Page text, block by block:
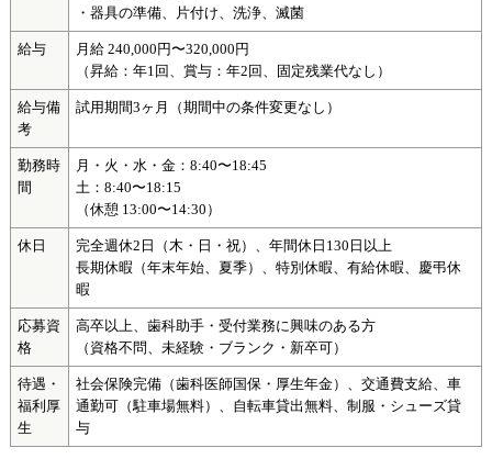
・器具の準備、片付け、洗浄、滅菌
給与
月給 240,000円〜320,000円
（昇給：年1回、賞与：年2回、固定残業代なし）
給与備
考
試用期間3ヶ月（期間中の条件変更なし）
勤務時
間
月・火・水・金：8:40〜18:45
土：8:40〜18:15
（休憩 13:00〜14:30）
休日
完全週休2日（木・日・祝）、年間休日130日以上
長期休暇（年末年始、夏季）、特別休暇、有給休暇、慶弔休
暇
応募資
格
高卒以上、歯科助手・受付業務に興味のある方
（資格不問、未経験・ブランク・新卒可）
待遇・
福利厚
生
社会保険完備（歯科医師国保・厚生年金）、交通費支給、車
通勤可（駐車場無料）、自転車貸出無料、制服・シューズ貸
与